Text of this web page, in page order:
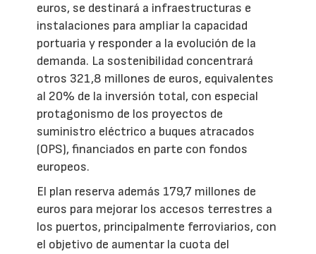
euros, se destinará a infraestructuras e
instalaciones para ampliar la capacidad
portuaria y responder a la evolución de la
demanda. La sostenibilidad concentrará
otros 321,8 millones de euros, equivalentes
al 20% de la inversión total, con especial
protagonismo de los proyectos de
suministro eléctrico a buques atracados
(OPS), financiados en parte con fondos
europeos.
El plan reserva además 179,7 millones de
euros para mejorar los accesos terrestres a
los puertos, principalmente ferroviarios, con
el objetivo de aumentar la cuota del